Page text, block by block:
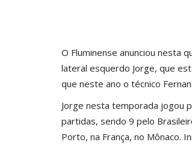
O Fluminense anunciou nesta
lateral esquerdo Jorge, que
que neste ano o técnico
Jorge nesta temporada jogou
partidas, sendo 9 pelo
Porto, na França, no Mônaco.